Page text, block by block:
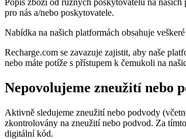
pro nás a/nebo poskytovatele.
Nabídka na našich platformách obsahuje
Recharge.com se zavazuje zajistit, aby naše
nebo máte potíže s přístupem k čemukoli na
Nepovolujeme zneužití nebo
Aktivně sledujeme zneužití nebo podvody
zkontrolovány na zneužití nebo podvod. Za
digitální kód.